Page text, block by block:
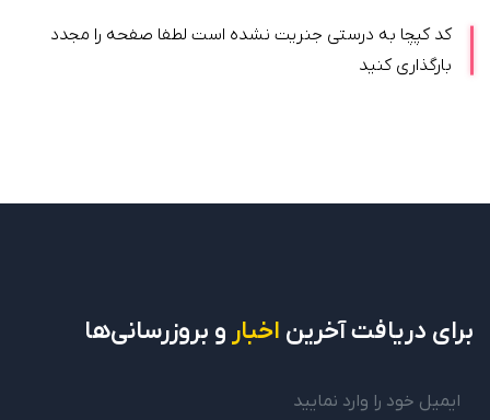
کد کپچا به درستی جنریت نشده است لطفا صفحه را مجدد
بارگذاری کنید
برای دریافتآخرین اخبار و بروزرسانی‌ها